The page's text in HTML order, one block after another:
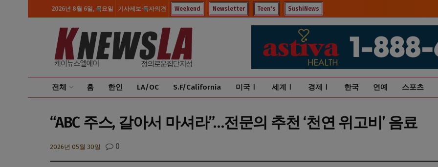
2026년 8월 6일, 목요일 기사제보·독자의견 Weekend Newsletter Teen's SushiNews
전체 홈 한인 LA/OC S.F/California 미국Ⅰ 세계Ⅰ 경제Ⅰ 한국 연예 스포츠
“ABC 주스, 갈아서 마셔라”…전문의 추천 ‘천연 위고비’ 음료
2026년 05월 30일 0